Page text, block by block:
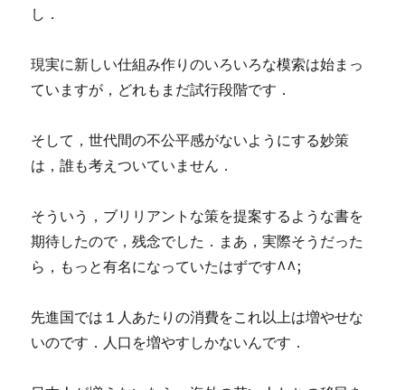
し．
現実に新しい仕組み作りのいろいろな模索は始まっ
ていますが，どれもまだ試行段階です．
そして，世代間の不公平感がないようにする妙策
は，誰も考えついていません．
そういう，ブリリアントな策を提案するような書を
期待したので，残念でした．まあ，実際そうだった
ら，もっと有名になっていたはずです^^;
先進国では１人あたりの消費をこれ以上は増やせな
いのです．人口を増やすしかないんです．